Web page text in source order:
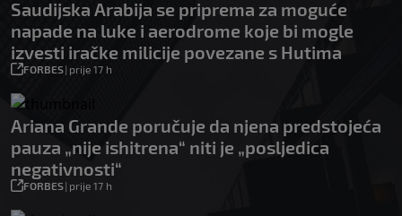
Saudijska Arabija se priprema za moguće
napade na luke i aerodrome koje bi mogle
izvesti iračke milicije povezane s Hutima
FORBES| prije 17 h
Ariana Grande poručuje da njena predstojeća
pauza „nije ishitrena“ niti je „posljedica
negativnosti“
FORBES| prije 17 h